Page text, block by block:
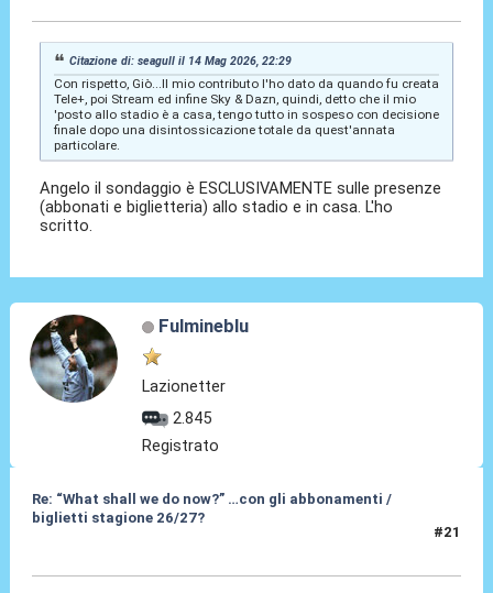
Citazione di: seagull il 14 Mag 2026, 22:29
Con rispetto, Giò...Il mio contributo l'ho dato da quando fu creata
Tele+, poi Stream ed infine Sky & Dazn, quindi, detto che il mio
'posto allo stadio è a casa, tengo tutto in sospeso con decisione
finale dopo una disintossicazione totale da quest'annata
particolare.
Angelo il sondaggio è ESCLUSIVAMENTE sulle presenze
(abbonati e biglietteria) allo stadio e in casa. L'ho
scritto.
Fulmineblu
Lazionetter
2.845
Registrato
Re: “What shall we do now?” …con gli abbonamenti /
biglietti stagione 26/27?
#21